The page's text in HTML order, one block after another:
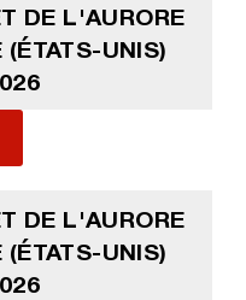
DE L'AURORE
(ÉTATS-UNIS)
DE L'AURORE
(ÉTATS-UNIS)